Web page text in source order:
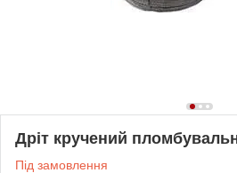
Дріт кручений
Під замовлення